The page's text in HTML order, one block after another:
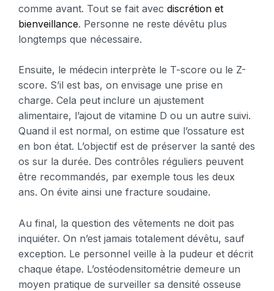
comme avant. Tout se fait avec discrétion et
bienveillance. Personne ne reste dévêtu plus
longtemps que nécessaire.
Ensuite, le médecin interprète le T-score ou le Z-
score. S’il est bas, on envisage une prise en
charge. Cela peut inclure un ajustement
alimentaire, l’ajout de vitamine D ou un autre suivi.
Quand il est normal, on estime que l’ossature est
en bon état. L’objectif est de préserver la santé des
os sur la durée. Des contrôles réguliers peuvent
être recommandés, par exemple tous les deux
ans. On évite ainsi une fracture soudaine.
Au final, la question des vêtements ne doit pas
inquiéter. On n’est jamais totalement dévêtu, sauf
exception. Le personnel veille à la pudeur et décrit
chaque étape. L’ostéodensitométrie demeure un
moyen pratique de surveiller sa densité osseuse